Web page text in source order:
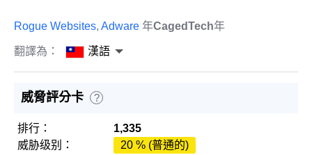
Rogue Websites, Adware 年CagedTech年
翻譯為： 漢語
威脅評分卡 ?
排行：
1,335
威胁级别：
20 % (普通的)